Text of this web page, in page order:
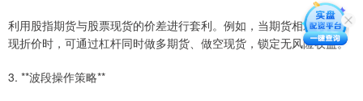
利用股指期货与股票现货的价差进行套利。例如，当期货相对现货出
现折价时，可通过杠杆同时做多期货、做空现货，锁定无风险收益。
3. **波段操作策略**